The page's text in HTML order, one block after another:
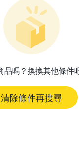
品嗎？換換其他條件
清除條件再搜尋